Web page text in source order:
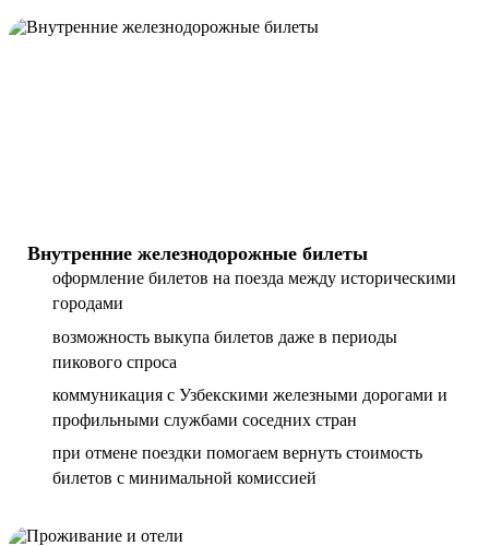
Внутренние железнодорожные билеты
оформление билетов на поезда между историческими
городами
возможность выкупа билетов даже в периоды
пикового спроса
коммуникация с Узбекскими железными дорогами и
профильными службами соседних стран
при отмене поездки помогаем вернуть стоимость
билетов с минимальной комиссией